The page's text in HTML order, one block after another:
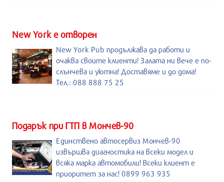
New York е отворен
New York Pub продължава да работи и
очаква своите клиенти! Залата ни вече е по-
слънчева и уютна! Доставяме и до дома!
Тел.: 088 888 75 25
Подарък при ГТП в Мончев-90
Единствено автосервиз Мончев-90
извършва диагностика на всеки модел и
всяка марка автомобили! Всеки клиент е
приоритет за нас! 0899 963 935